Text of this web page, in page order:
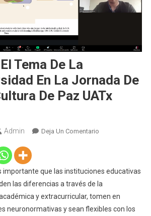
Tema De La
En La Jornada De
De Paz UATx
Admin Deja Un ComentarioEn
La
Neurodiversidad
En
importante que las instituciones educativas
las diferencias a través de la
y extracurricular, tomen en
neuronormativas y sean flexibles con los